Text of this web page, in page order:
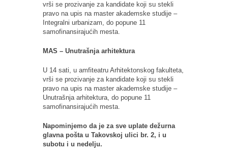
vrši se prozivanje za kandidate koji su stekli
pravo na upis na master akademske studije –
Integralni urbanizam, do popune 11
samofinansirajućih mesta.
MAS – Unutrašnja arhitektura
U 14 sati, u amfiteatru Arhitektonskog fakulteta,
vrši se prozivanje za kandidate koji su stekli
pravo na upis na master akademske studije –
Unutrašnja arhitektura, do popune 11
samofinansirajućih mesta.
Napominjemo da je za sve uplate dežurna
glavna pošta u Takovskoj ulici br. 2, i u
subotu i u nedelju.